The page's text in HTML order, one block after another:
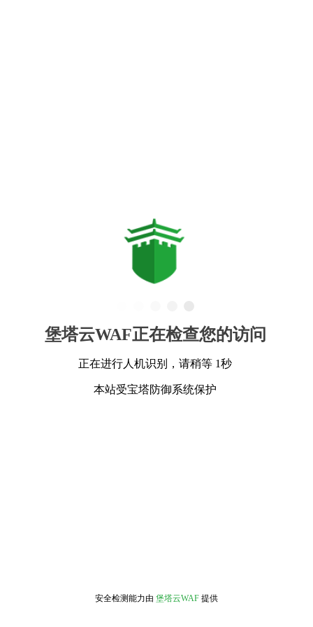
堡塔云WAF正在检查您的访问
正在进行人机识别，请稍等 1秒
本站受宝塔防御系统保护
安全检测能力由 堡塔云WAF 提供